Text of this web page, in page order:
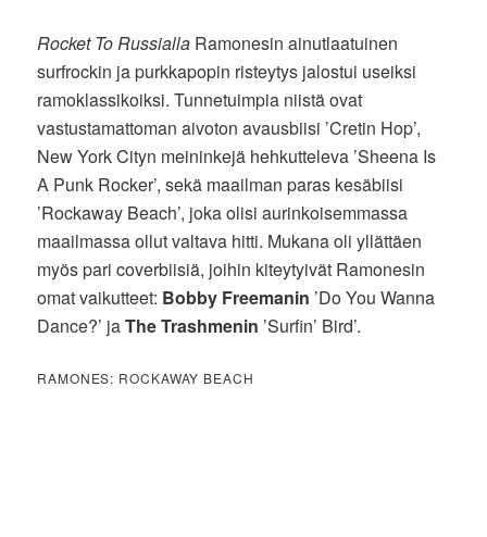
Rocket To Russialla Ramonesin ainutlaatuinen
surfrockin ja purkkapopin risteytys jalostui useiksi
ramoklassikoiksi. Tunnetuimpia niistä ovat
vastustamattoman aivoton avausbiisi ’Cretin Hop’,
New York Cityn meininkejä hehkutteleva ’Sheena Is
A Punk Rocker’, sekä maailman paras kesäbiisi
’Rockaway Beach’, joka olisi aurinkoisemmassa
maailmassa ollut valtava hitti. Mukana oli yllättäen
myös pari coverbiisiä, joihin kiteytyivät Ramonesin
omat vaikutteet: Bobby Freemanin ’Do You Wanna
Dance?’ jaThe Trashmenin ’Surfin’ Bird’.
RAMONES: ROCKAWAY BEACH